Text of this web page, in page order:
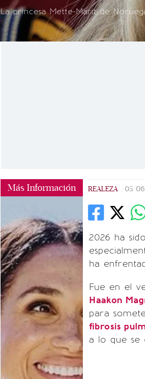
La princesa Mette-Marit de
Más Información REALEZA 05/
2026 ha
ha
Fue en el
Haakon
para
fibrosis
a lo que se